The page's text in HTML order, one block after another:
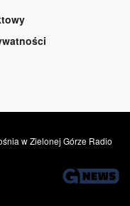
w Zielonej Górze Radio